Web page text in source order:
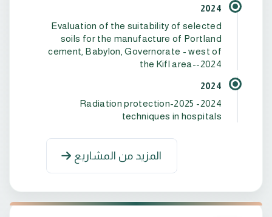
2020 جامعة البصرة الرسوبيات علوم - جيولوجي
الخبرات والتوظيف المسؤوليات
2024
Evaluation of the suitability of selected
soils for the manufacture of Portland
cement, Babylon, Governorate - west of
the Kifl area--2024
2024
2024- 2025-Radiation protection
techniques in hospitals
المزيد من المشاريع